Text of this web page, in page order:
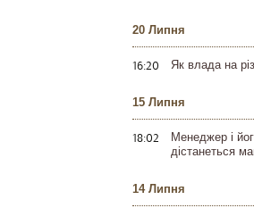
20 Липня
16:20 Як влада на
15 Липня
18:02
Менеджер і
дістанеться
14 Липня